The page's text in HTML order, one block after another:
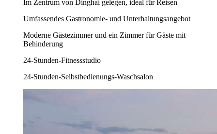
Im Zentrum von Dinghai gelegen, ideal für Reisen
Umfassendes Gastronomie- und Unterhaltungsangebot
Moderne Gästezimmer und ein Zimmer für Gäste mit
Behinderung
24-Stunden-Fitnessstudio
24-Stunden-Selbstbedienungs-Waschsalon